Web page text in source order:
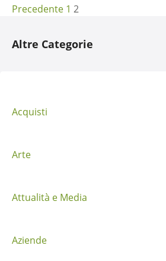
N
a
g
z
o
n
Precedente 1 2
Altre Categorie
Acquisti
Arte
Attualità e Media
Aziende